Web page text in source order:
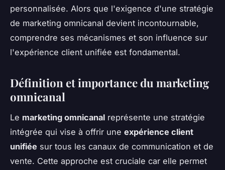
personnalisée. Alors que l'exigence d'une stratégie
de marketing omnicanal devient incontournable,
comprendre ses mécanismes et son influence sur
l'expérience client unifiée est fondamental.
Définition et importance du marketing
omnicanal
Le marketing omnicanal représente une stratégie
intégrée qui vise à offrir une expérience client
unifiée sur tous les canaux de communication et de
vente. Cette approche est cruciale car elle permet